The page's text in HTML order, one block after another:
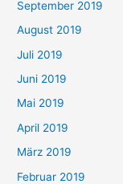
September 2019
August 2019
Juli 2019
Juni 2019
Mai 2019
April 2019
März 2019
Februar 2019